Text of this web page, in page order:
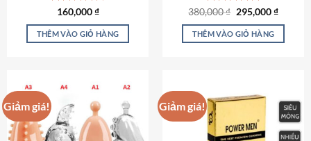
phẩm
Được xếp
hạng4.73
5 sao
160,000₫
THÊM VÀO GIỎ HÀNG
Được xếp
hạng5.00
5 sao
380,000₫ Giá
là:
380,000 ₫.
295,000₫Giá
tại
THÊM VÀO GIỎ HÀNG
Giảm giá! Giảm giá!